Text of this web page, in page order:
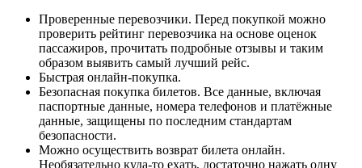
Проверенные перевозчики. Перед покупкой можно
проверить рейтинг перевозчика на основе оценок
пассажиров, прочитать подробные отзывы и таким
образом выявить самый лучший рейс.
Быстрая онлайн-покупка.
Безопасная покупка билетов. Все данные, включая
паспортные данные, номера телефонов и платёжные
данные, защищены по последним стандартам
безопасности.
Можно осуществить возврат билета онлайн.
Необязательно куда-то ехать, достаточно нажать одну